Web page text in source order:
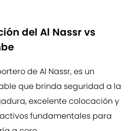
del Al Nassr vs
de Al Nassr, es un
que brinda seguridad a la
excelente colocación y
fundamentales para